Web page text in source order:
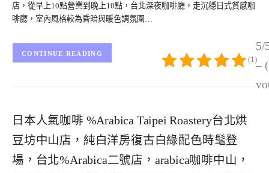
店，從早上10點營業到晚上10點，台北深夜咖啡廳，走沉穩日式質感咖
啡廳，室內風格較為昏暗與暖色調氛圍…
5/
–
(1)
CONTINUE READING
日本人氣咖啡 %Arabica Taipei Roastery台北烘
豆坊中山店，純白洋房復古白綠配色時髦登
場，台北%Arabica二號店，arabica咖啡中山，